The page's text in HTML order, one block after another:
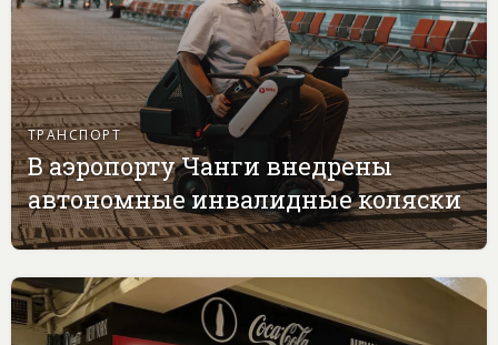
ТРАНСПОРТ
В аэропорту Чанги внедрены
автономные инвалидные коляски